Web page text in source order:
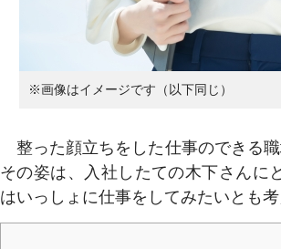
※画像はイメージです（以下同じ）
整った顔立ちをした仕事のできる
その姿は、入社したての木下さんに
はいっしょに仕事をしてみたいとも考